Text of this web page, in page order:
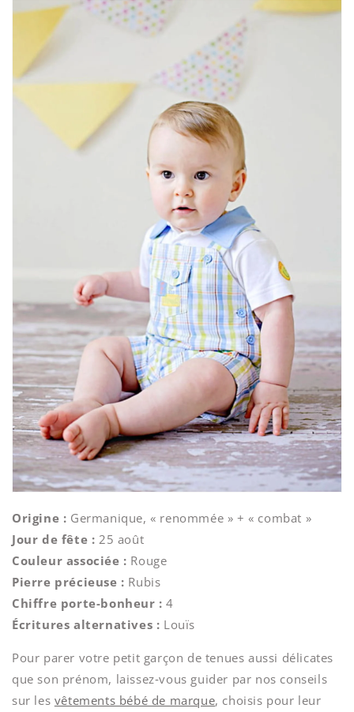
Origine : Germanique, « renommée » + « combat »
Jour de fête : 25 août
Couleur associée : Rouge
Pierre précieuse : Rubis
Chiffre porte-bonheur : 4
Écritures alternatives : Louïs
Pour parer votre petit garçon de tenues aussi délicates
que son prénom, laissez‑vous guider par nos conseils
sur les vêtements bébé de marque, choisis pour leur